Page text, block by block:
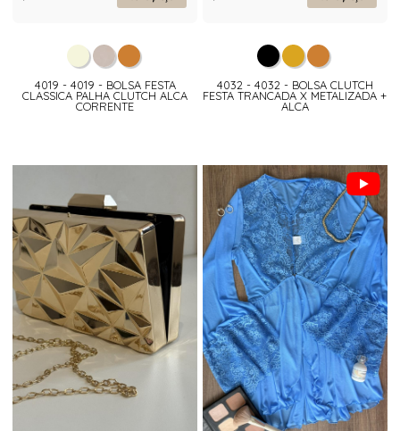
4019 - 4019 - BOLSA FESTA
CLASSICA PALHA CLUTCH ALCA
CORRENTE
4032 - 4032 - BOLSA CLUTCH
FESTA TRANCADA X METALIZADA +
ALCA